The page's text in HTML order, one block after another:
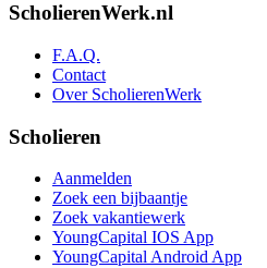
ScholierenWerk.nl
F.A.Q.
Contact
Over ScholierenWerk
Scholieren
Aanmelden
Zoek een bijbaantje
Zoek vakantiewerk
YoungCapital IOS App
YoungCapital Android App